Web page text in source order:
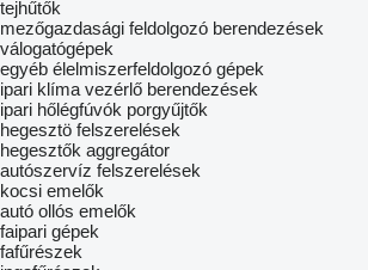
tejhűtők
mezőgazdasági feldolgozó berendezések
válogatógépek
egyéb élelmiszerfeldolgozó gépek
ipari klíma vezérlő berendezések
ipari hőlégfúvók porgyűjtők
hegesztö felszerelések
hegesztők aggregátor
autószervíz felszerelések
kocsi emelők
autó ollós emelők
faipari gépek
fafűrészek